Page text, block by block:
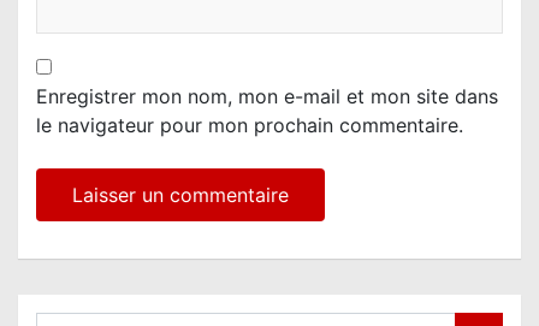
Enregistrer mon nom, mon e-mail et mon site dans
le navigateur pour mon prochain commentaire.